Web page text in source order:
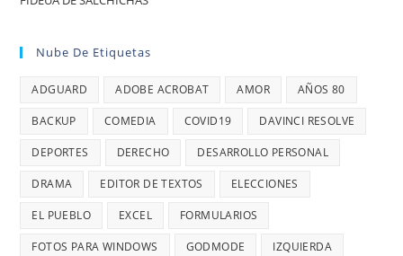
Nube De Etiquetas
ADGUARD ADOBE ACROBAT AMOR AÑOS 80
BACKUP COMEDIA COVID19 DAVINCI RESOLVE
DEPORTES DERECHO DESARROLLO PERSONAL
DRAMA EDITOR DE TEXTOS ELECCIONES
EL PUEBLO EXCEL FORMULARIOS
FOTOS PARA WINDOWS GODMODE IZQUIERDA